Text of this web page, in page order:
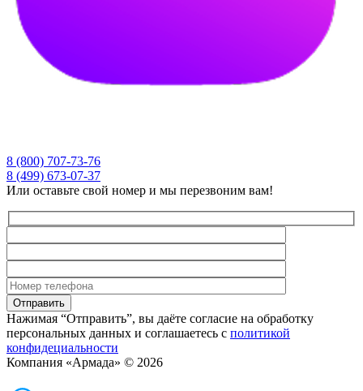
8 (800) 707-73-76
8 (499) 673-07-37
Или оставьте свой номер и мы перезвоним вам!
Нажимая “Отправить”, вы даёте согласие на обработку
персональных данных и соглашаетесь с политикой
конфидециальности
Компания «Армада» © 2026